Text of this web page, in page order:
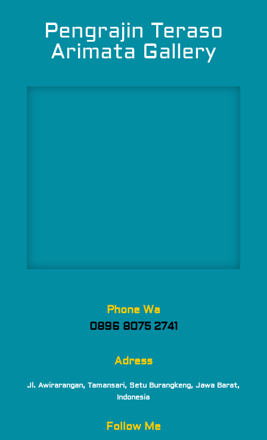
Pengrajin Teraso
Arimata Gallery
Phone Wa
0896 8075 2741
Adress
Jl. Awirarangan, Tamansari, Setu Burangkeng, Jawa Barat,
Indonesia
Follow Me